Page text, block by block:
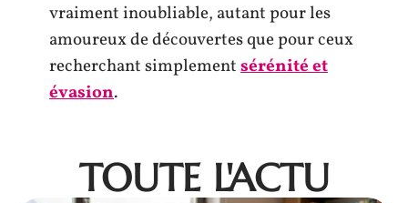
vraiment inoubliable, autant pour les
amoureux de découvertes que pour ceux
recherchant simplementsérénité et
évasion.
TOUTE L'ACTU